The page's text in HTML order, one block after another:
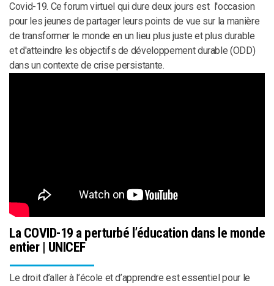
Covid-19. Ce forum virtuel qui dure deux jours est l'occasion
pour les jeunes de partager leurs points de vue sur la manière
de transformer le monde en un lieu plus juste et plus durable
et d'atteindre les objectifs de développement durable (ODD)
dans un contexte de crise persistante.
La COVID-19 a perturbé l’éducation dans le monde
entier | UNICEF
Le droit d’aller à l’école et d’apprendre est essentiel pour le